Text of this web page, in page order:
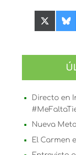
en
en
Directo en
Nueva
El Carmen